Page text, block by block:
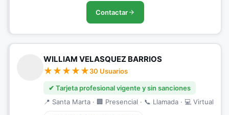
Contactar
WILLIAM VELASQUEZ BARRIOS
30 Usuarios
✔ Tarjeta profesional vigente y sin sanciones
📍 Santa Marta · 🏢 Presencial · 📞 Llamada · 💻 Virtual